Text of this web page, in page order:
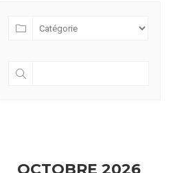
OCTOBRE 2026